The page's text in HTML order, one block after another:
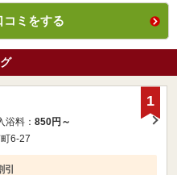
コミをする
浴料： 850円～
6-27
1